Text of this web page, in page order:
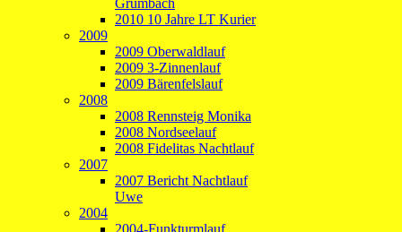
Grumbach
2010 10 Jahre LT Kurier
2009
2009 Oberwaldlauf
2009 3-Zinnenlauf
2009 Bärenfelslauf
2008
2008 Rennsteig Monika
2008 Nordseelauf
2008 Fidelitas Nachtlauf
2007
2007 Bericht Nachtlauf
Uwe
2004
2004-Funkturmlauf